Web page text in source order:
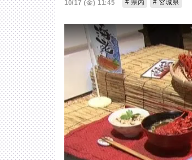
10/17 (金) 11:45 県内 宮城県